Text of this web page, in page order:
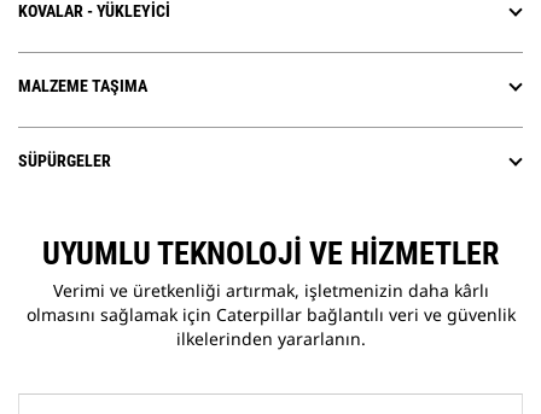
KOVALAR - YÜKLEYICI
MALZEME TAŞIMA
SÜPÜRGELER
UYUMLU TEKNOLOJI VE HIZMETLER
Verimi ve üretkenliği artırmak, işletmenizin daha kârlı
olmasını sağlamak için Caterpillar bağlantılı veri ve güvenlik
ilkelerinden yararlanın.